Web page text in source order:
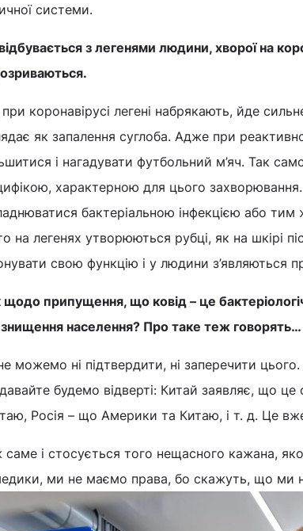
системи.
з легенями людини, хворої на
коронавірусі легені набрякають, йде
як запалення суглоба. Адже при
і нагадувати футбольний м’яч. Так
характерною для цього
бактеріальною інфекцією або
на легенях утворюються рубці, як на шкірі
свою функцію і у людини з’являються
щодо припущення, що ковід – це
населення? Про таке теж говорять…
можемо ні підтвердити, ні заперечити
будемо відверті: Китай заявляє, що
Росія – що Америки та Китаю, і т. д. Це
і стосується того нещасного кажана,
ми не маємо права, бо скажуть, що ми